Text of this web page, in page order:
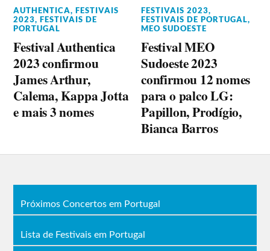
AUTHENTICA,FESTIVAIS
2023,FESTIVAIS DE
PORTUGAL
Festival Authentica
2023 confirmou
James Arthur,
Calema, Kappa Jotta
e mais 3 nomes
FESTIVAIS 2023,
FESTIVAIS DE PORTUGAL,
MEO SUDOESTE
Festival MEO
Sudoeste 2023
confirmou 12 nomes
para o palco LG:
Papillon, Prodígio,
Bianca Barros
Próximos Concertos em Portugal
Lista de Festivais em Portugal